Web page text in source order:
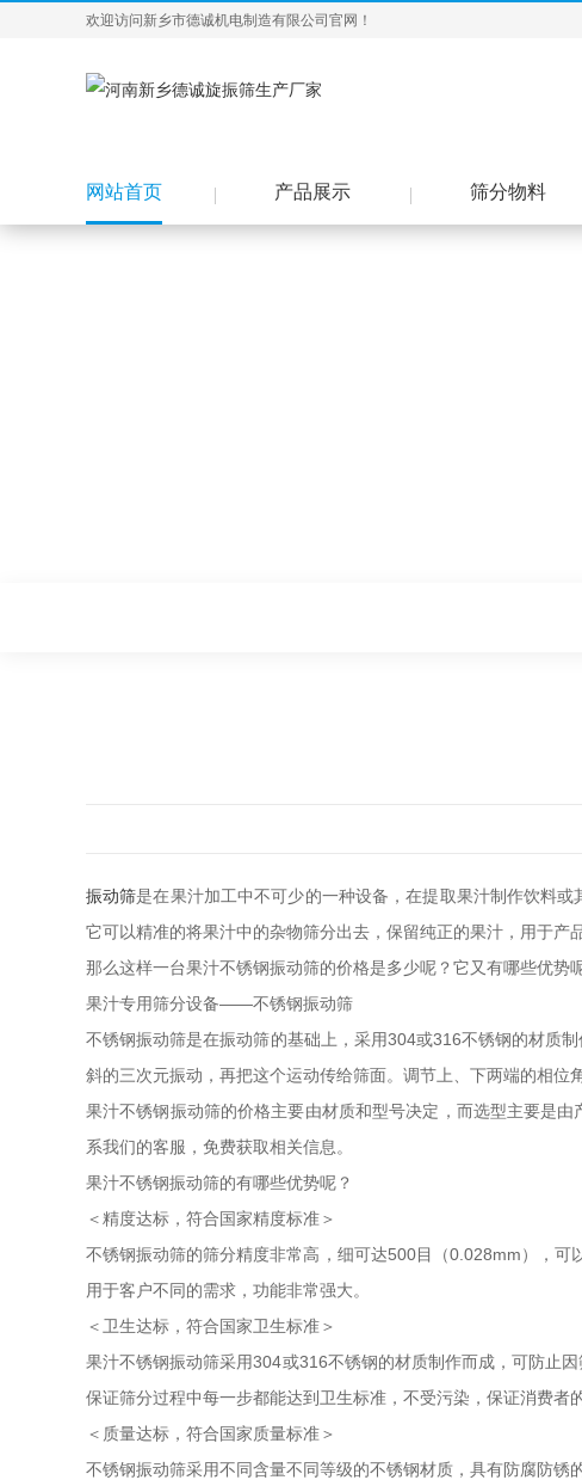
欢迎访问新乡市德诚机电制造有限公司官网！
网站首页 产品展示 筛分物料
振动筛是在果汁加工中不可少的一种设备，在提取果汁制作饮料
它可以精准的将果汁中的杂物筛分出去，保留纯正的果汁，用于
那么这样一台果汁不锈钢振动筛的价格是多少呢？它又有哪些优势
果汁专用筛分设备——不锈钢振动筛
不锈钢振动筛是在振动筛的基础上，采用304或316不锈钢的材质
斜的三次元振动，再把这个运动传给筛面。调节上、下两端的相位
果汁不锈钢振动筛的价格主要由材质和型号决定，而选型主要是
系我们的客服，免费获取相关信息。
果汁不锈钢振动筛的有哪些优势呢？
＜精度达标，符合国家精度标准＞
不锈钢振动筛的筛分精度非常高，细可达500目（0.028mm），
用于客户不同的需求，功能非常强大。
＜卫生达标，符合国家卫生标准＞
果汁不锈钢振动筛采用304或316不锈钢的材质制作而成，可防止
保证筛分过程中每一步都能达到卫生标准，不受污染，保证消费者
＜质量达标，符合国家质量标准＞
不锈钢振动筛采用不同含量不同等级的不锈钢材质，具有防腐防锈